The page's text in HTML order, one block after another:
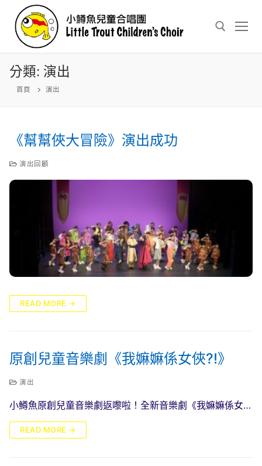
content
分類: 演出
首頁 演出
《幫幫俠大冒險》演出成功
演出回顧
READ MORE →
原創兒童音樂劇《我嫲嫲係女俠?!》
演出
小鱒魚原創兒童音樂劇返嚟啦！全新音樂劇《我嫲嫲係女…
READ MORE →